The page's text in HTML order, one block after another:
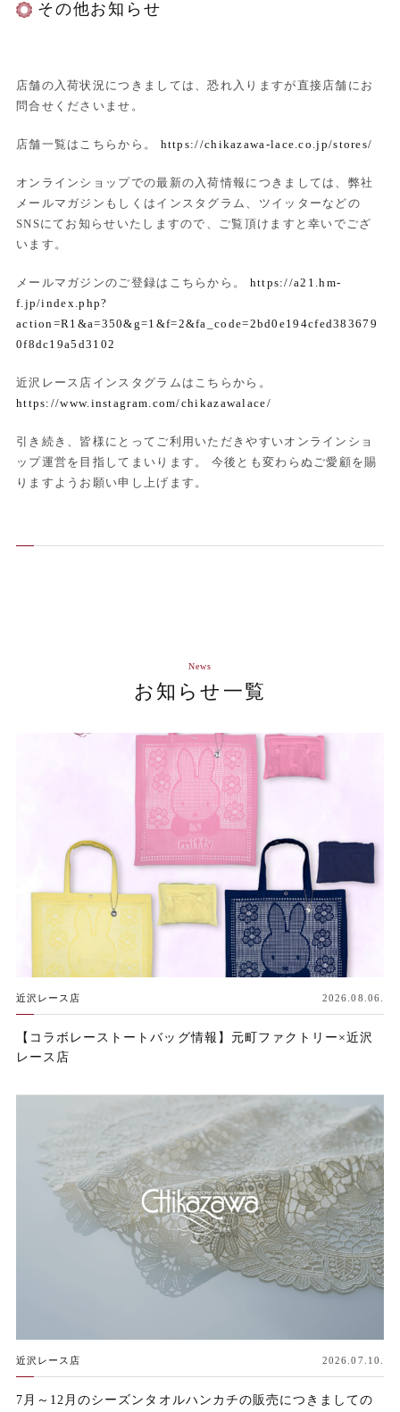
その他お知らせ
店舗の入荷状況につきましては、恐れ入りますが直接店舗にお
問合せくださいませ。
店舗一覧はこちらから。 https://chikazawa-lace.co.jp/stores/
オンラインショップでの最新の入荷情報につきましては、弊社
メールマガジンもしくはインスタグラム、ツイッターなどの
SNSにてお知らせいたしますので、ご覧頂けますと幸いでござ
います。
メールマガジンのご登録はこちらから。 https://a21.hm-
f.jp/index.php?
action=R1&a=350&g=1&f=2&fa_code=2bd0e194cfed383679
0f8dc19a5d3102
近沢レース店インスタグラムはこちらから。
https://www.instagram.com/chikazawalace/
引き続き、皆様にとってご利用いただきやすいオンラインショ
ップ運営を目指してまいります。 今後とも変わらぬご愛顧を賜
りますようお願い申し上げます。
お知らせ一覧
News
近沢レース店 2026.08.06.
【コラボレーストートバッグ情報】元町ファクトリー×近沢
レース店
近沢レース店 2026.07.10.
7月～12月のシーズンタオルハンカチの販売につきましての